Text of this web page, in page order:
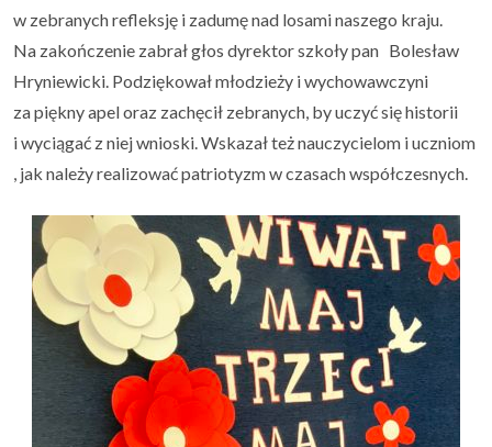
Rekrutacja
Kontakt
w zebranych refleksję i zadumę nad losami naszego kraju.
Na zakończenie zabrał głos dyrektor szkoły pan Bolesław
Hryniewicki. Podziękował młodzieży i wychowawczyni
za piękny apel oraz zachęcił zebranych, by uczyć się historii
i wyciągać z niej wnioski. Wskazał też nauczycielom i uczniom
, jak należy realizować patriotyzm w czasach współczesnych.